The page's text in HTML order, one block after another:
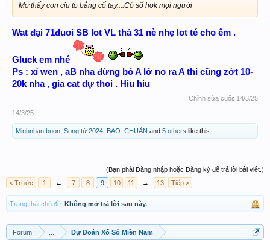
Mơ thấy con ciu to bằng cổ tay....Có số hok mọi người
Wat đại 71đuoi SB lot VL thả 31 nè nhẹ lot té cho êm .
Gluck em nhé
Ps : xí wen , aB nha đừng bỏ A lở no ra A thi cũng zớt 10-
20k nha , gia cat dự thoi . Hiu hiu
Chỉnh sửa cuối: 14/3/25
14/3/25
Minhnhan.buon Song tử 2024 BAO_CHUẨN and 5 others like this.
(Bạn phải Đăng nhập hoặc Đăng ký để trả lời bài viết.)
< Trước
1 ← 7 8 9 10 11 → 13 Tiếp >
Trạng thái chủ đề: Không mở trả lời sau này.
Forum Dự Đoán Xổ Số Miền Nam